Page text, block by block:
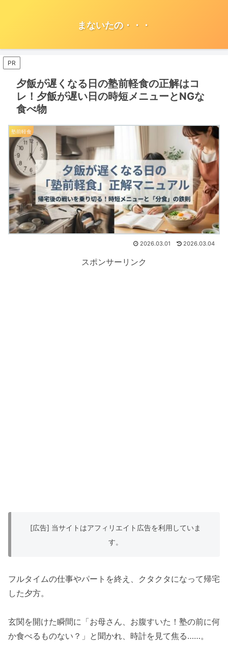
まないたの・・・
PR
夕飯が遅くなる日の塾前軽食の正解はコ
レ！夕飯が遅い日の時短メニューとNGな
食べ物
塾前軽食
2026.03.01 2026.03.04
スポンサーリンク
[広告] 当サイトはアフィリエイト広告を利用していま
す。
フルタイムの仕事やパートを終え、クタクタになって帰宅
した夕方。
玄関を開けた瞬間に「お母さん、お腹すいた！塾の前に何
か食べるものない？」と聞かれ、時計を見て焦る……。